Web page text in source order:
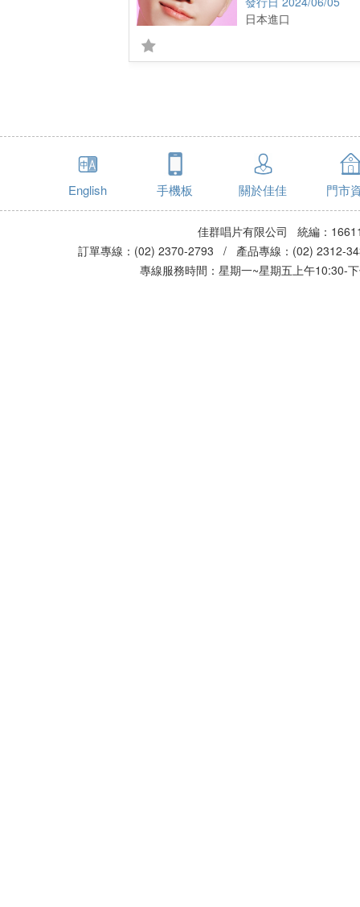
日本進口
English 手機板 關於佳佳 門市
佳群唱片有限公司 統編：
訂單專線：(02) 2370-2793 / 產品專線：(02)
專線服務時間：星期一~星期五上午10:30-